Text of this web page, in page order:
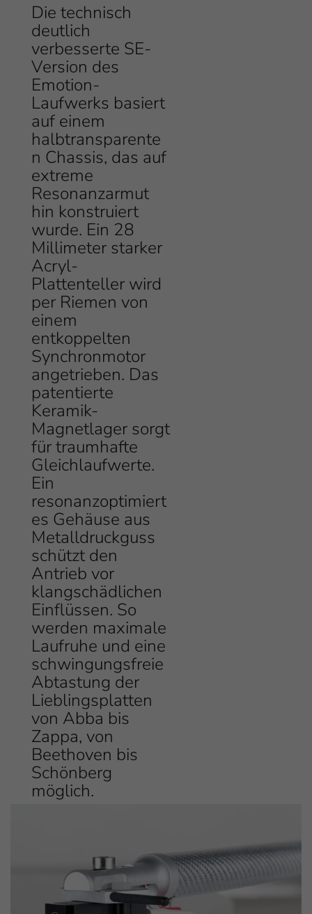
Die technisch
deutlich
verbesserte SE-
Version des
Emotion-
Laufwerks basiert
auf einem
halbtransparente
n Chassis, das auf
extreme
Resonanzarmut
hin konstruiert
wurde. Ein 28
Millimeter starker
Acryl-
Plattenteller wird
per Riemen von
einem
entkoppelten
Synchronmotor
angetrieben. Das
patentierte
Keramik-
Magnetlager sorgt
für traumhafte
Gleichlaufwerte.
Ein
resonanzoptimiert
es Gehäuse aus
Metalldruckguss
schützt den
Antrieb vor
klangschädlichen
Einflüssen. So
werden maximale
Laufruhe und eine
schwingungsfreie
Abtastung der
Lieblingsplatten
von Abba bis
Zappa, von
Beethoven bis
Schönberg
möglich.